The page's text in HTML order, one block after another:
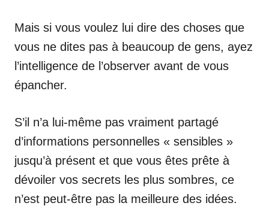
Mais si vous voulez lui dire des choses que
vous ne dites pas à beaucoup de gens, ayez
l’intelligence de l’observer avant de vous
épancher.
S’il n’a lui-même pas vraiment partagé
d’informations personnelles « sensibles »
jusqu’à présent et que vous êtes prête à
dévoiler vos secrets les plus sombres, ce
n’est peut-être pas la meilleure des idées.